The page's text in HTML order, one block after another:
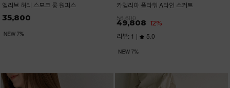
엘리브 허리 스모크 롱 원피스
35,800
카멜리아 플라워 A라인 스커트
56,600
49,808 12%
리뷰: 1 | 5.0